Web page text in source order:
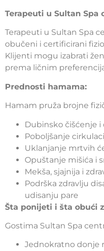
Terapeuti u Sultan Spa
Terapeuti u Sultan Spa
obučeni i certificirani
Klijenti mogu izabrati
prema ličnim
Prednosti hamama:
Hamam pruža brojne
Dubinsko čišćenje
Poboljšanje
Uklanjanje mrtvih
Opuštanje mišića i
Mekša, sjajnija i
Podrška zdravlju
udisanju pare
Šta ponijeti i šta obući
Gostima Sultan Spa
Jednokratno donje